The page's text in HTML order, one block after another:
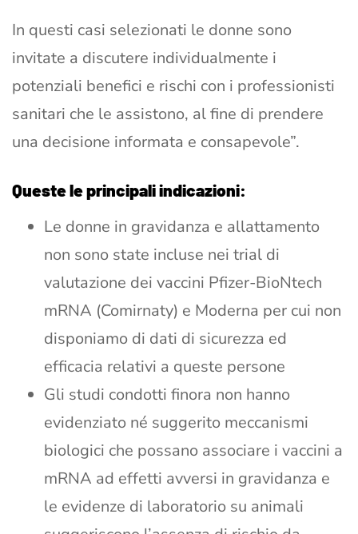
In questi casi selezionati le donne sono
invitate a discutere individualmente i
potenziali benefici e rischi con i professionisti
sanitari che le assistono, al fine di prendere
una decisione informata e consapevole”.
Queste le principali indicazioni:
Le donne in gravidanza e allattamento
non sono state incluse nei trial di
valutazione dei vaccini Pfizer-BioNtech
mRNA (Comirnaty) e Moderna per cui non
disponiamo di dati di sicurezza ed
efficacia relativi a queste persone
Gli studi condotti finora non hanno
evidenziato né suggerito meccanismi
biologici che possano associare i vaccini a
mRNA ad effetti avversi in gravidanza e
le evidenze di laboratorio su animali